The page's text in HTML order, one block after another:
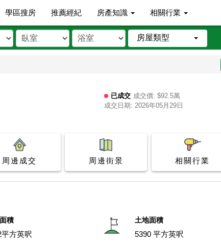
學區搜房 推薦經紀 房產知識 相關行業
房屋類型
已成交 成交價: $92.5萬
成交日期: 2026年05月29日
周邊成交 周邊街景 相關行業
積
平方英呎
土地面積
5390 平方英呎